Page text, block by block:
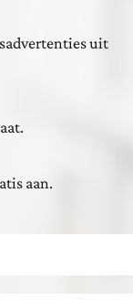
uit
aan.